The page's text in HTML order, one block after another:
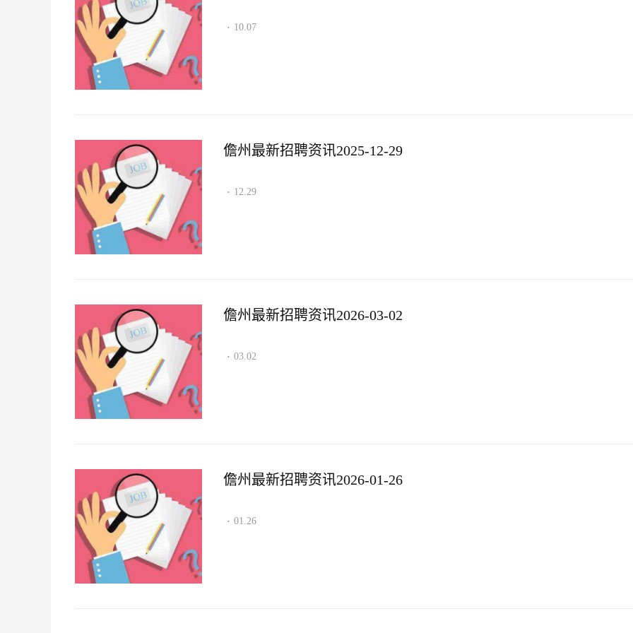
· 10.07
儋州最新招聘资讯2025-12-29
· 12.29
儋州最新招聘资讯2026-03-02
· 03.02
儋州最新招聘资讯2026-01-26
· 01.26